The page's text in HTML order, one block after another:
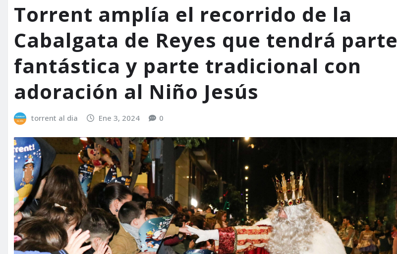
Torrent amplía el recorrido de la
Cabalgata de Reyes que tendrá parte
fantástica y parte tradicional con
adoración al Niño Jesús
torrent al dia Ene 3, 2024 0